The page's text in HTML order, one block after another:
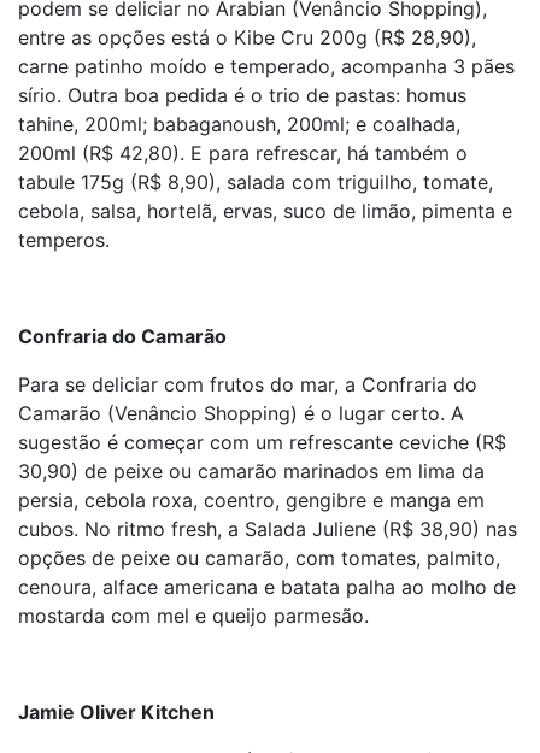
podem se deliciar no Arabian (Venâncio Shopping),
entre as opções está o Kibe Cru 200g (R$ 28,90),
carne patinho moído e temperado, acompanha 3 pães
sírio. Outra boa pedida é o trio de pastas: homus
tahine, 200ml; babaganoush, 200ml; e coalhada,
200ml (R$ 42,80). E para refrescar, há também o
tabule 175g (R$ 8,90), salada com triguilho, tomate,
cebola, salsa, hortelã, ervas, suco de limão, pimenta e
temperos.
Confraria do Camarão
Para se deliciar com frutos do mar, a Confraria do
Camarão (Venâncio Shopping) é o lugar certo. A
sugestão é começar com um refrescante ceviche (R$
30,90) de peixe ou camarão marinados em lima da
persia, cebola roxa, coentro, gengibre e manga em
cubos. No ritmo fresh, a Salada Juliene (R$ 38,90) nas
opções de peixe ou camarão, com tomates, palmito,
cenoura, alface americana e batata palha ao molho de
mostarda com mel e queijo parmesão.
Jamie Oliver Kitchen